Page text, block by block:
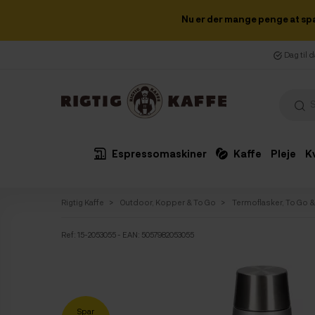
Nu er der mange penge at
Dag til
Espressomaskiner Kaffe Pleje
Rigtig Kaffe Outdoor, Kopper & To Go Termoflasker, To Go
Ref: 15-2053055 - EAN: 5057982053055
Spar